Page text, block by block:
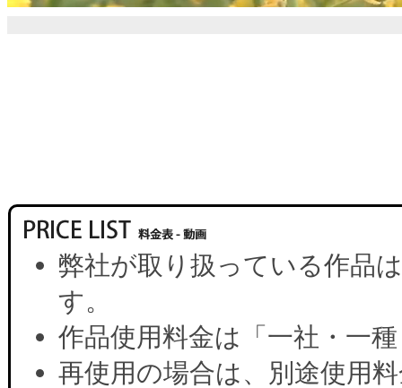
弊社が取り扱っている作品
す。
作品使用料金は「一社・一
再使用の場合は、別途使用